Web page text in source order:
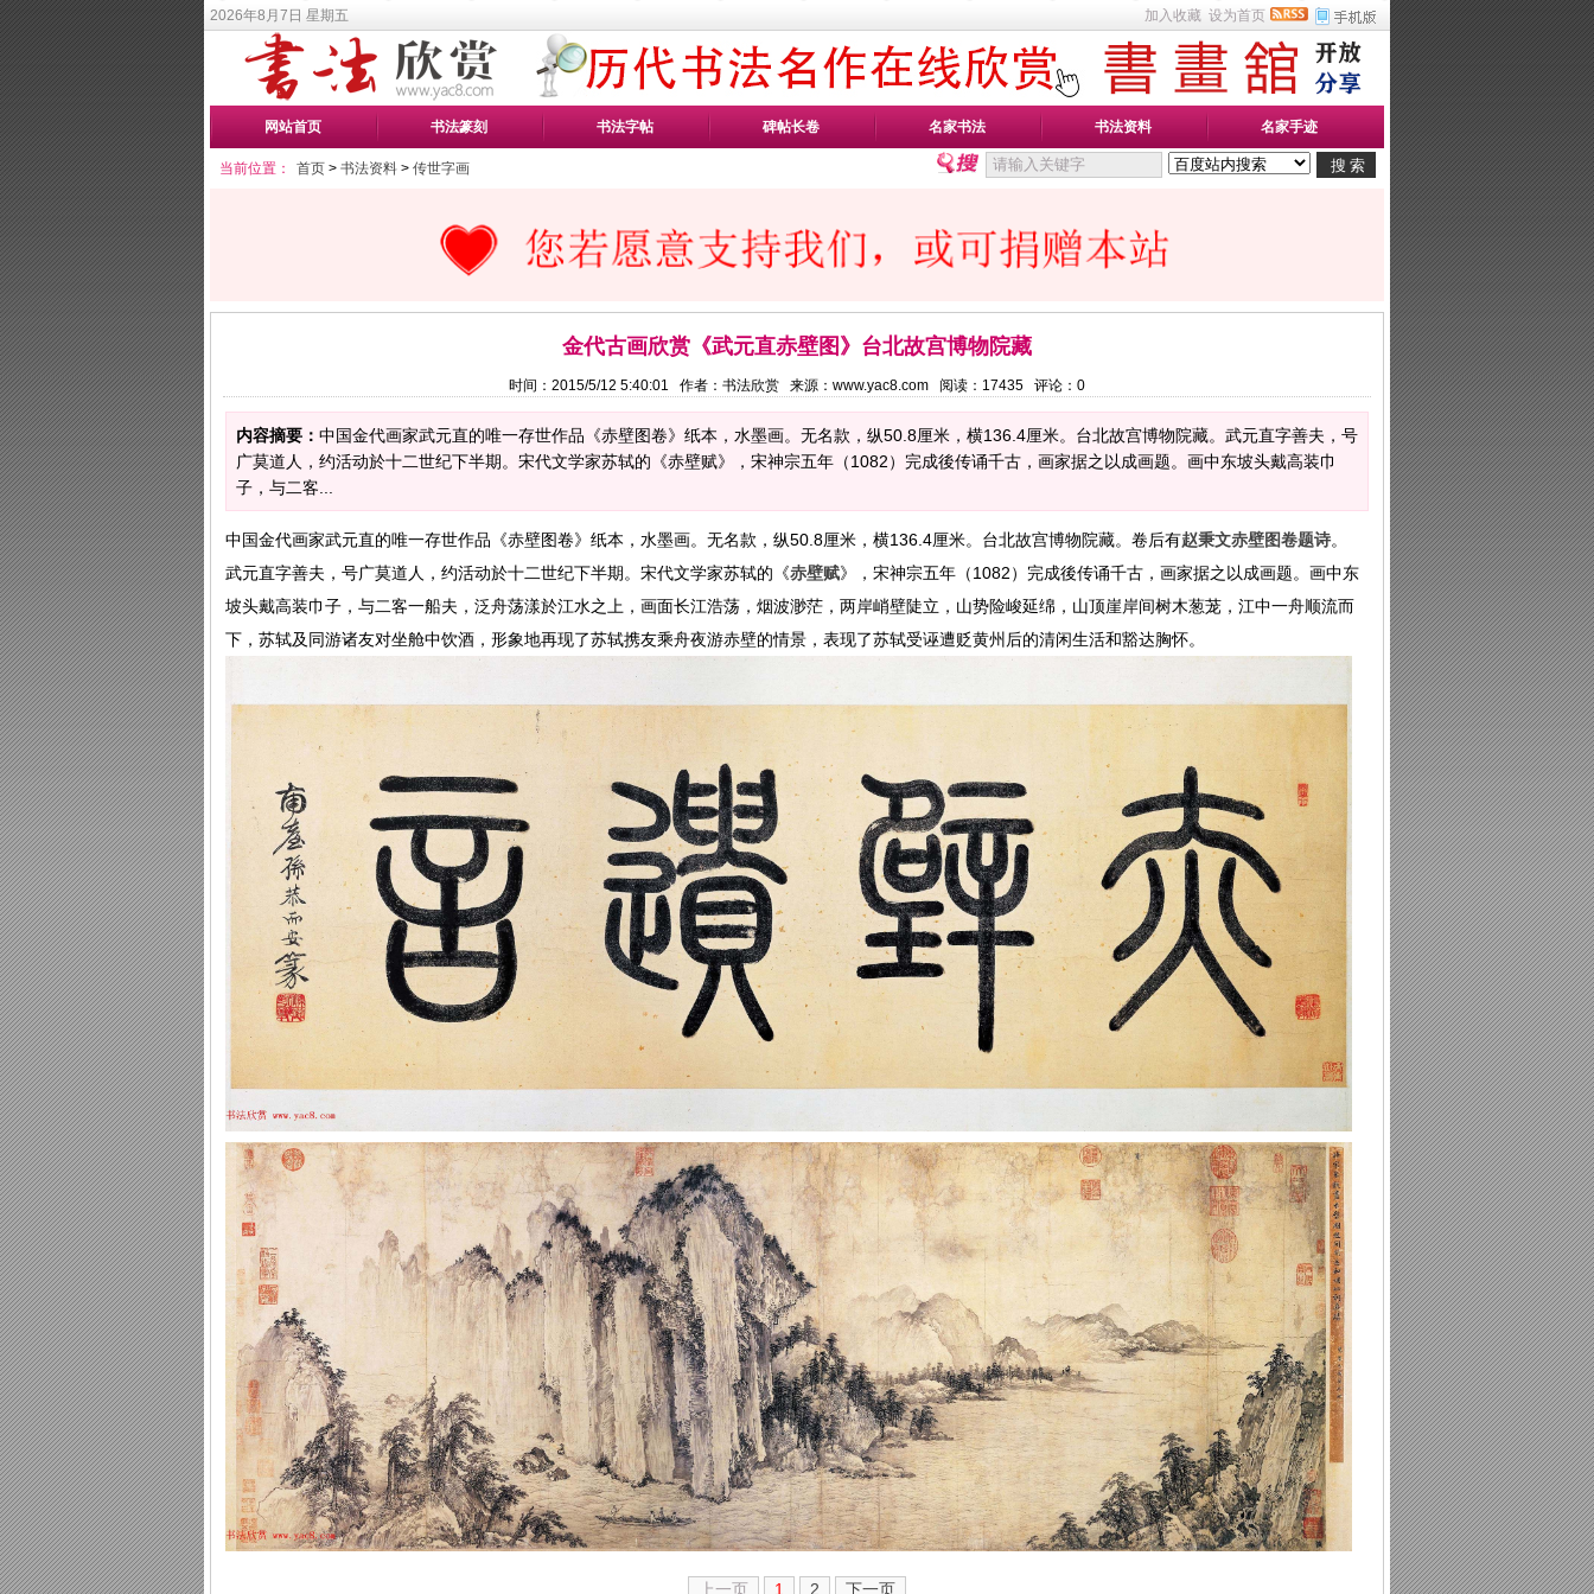
2026年8月7日 星期五 加入收藏 设为首页
网站首页 书法篆刻 书法字帖 碑帖长卷 名家书法 书法资料 名家手迹
当前位置： 首页 > 书法资料 > 传世字画
金代古画欣赏《武元直赤壁图》台北故宫博物院藏
时间：2015/5/12 5:40:01 作者：书法欣赏 来源：www.yac8.com 阅读： 17435 评论： 0
内容摘要： 中国金代画家武元直的唯一存世作品《赤壁图卷》纸本，水墨画。无名款，纵50.8厘米，横136.4厘米。台北故宫博物院藏。武元直字善夫，号
广莫道人，约活动於十二世纪下半期。宋代文学家苏轼的《赤壁赋》，宋神宗五年（1082）完成後传诵千古，画家据之以成画题。画中东坡头戴高装巾
子，与二客...
中国金代画家武元直的唯一存世作品《赤壁图卷》纸本，水墨画。无名款，纵50.8厘米，横136.4厘米。台北故宫博物院藏。卷后有赵秉文赤壁图卷题诗。
武元直字善夫，号广莫道人，约活动於十二世纪下半期。宋代文学家苏轼的《赤壁赋》，宋神宗五年（1082）完成後传诵千古，画家据之以成画题。画中东
坡头戴高装巾子，与二客一船夫，泛舟荡漾於江水之上，画面长江浩荡，烟波渺茫，两岸峭壁陡立，山势险峻延绵，山顶崖岸间树木葱茏，江中一舟顺流而
下，苏轼及同游诸友对坐舱中饮酒，形象地再现了苏轼携友乘舟夜游赤壁的情景，表现了苏轼受诬遭贬黄州后的清闲生活和豁达胸怀。
上一页 1 2 下一页